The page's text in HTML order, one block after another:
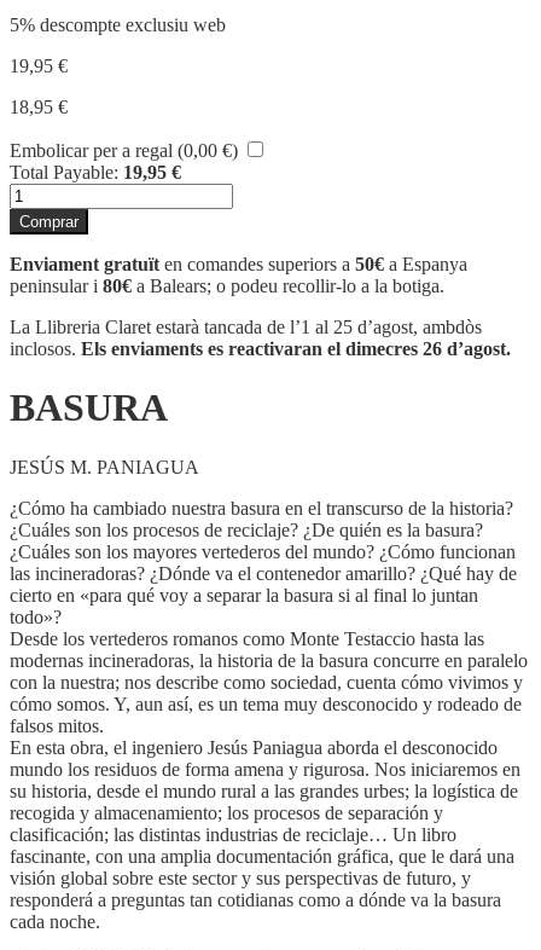
5% descompte exclusiu web
19,95 €
18,95 €
Embolicar per a regal (0,00 €)
Total Payable: 19,95 €
quantitat
de
BASURA
Comprar
Enviament gratuït en comandes superiors a 50€ a Espanya
peninsular i 80€ a Balears; o podeu recollir-lo a la botiga.
La Llibreria Claret estarà tancada de l’1 al 25 d’agost, ambdòs
inclosos. Els enviaments es reactivaran el dimecres 26 d’agost.
BASURA
JESÚS M. PANIAGUA
¿Cómo ha cambiado nuestra basura en el transcurso de la historia?
¿Cuáles son los procesos de reciclaje? ¿De quién es la basura?
¿Cuáles son los mayores vertederos del mundo? ¿Cómo funcionan
las incineradoras? ¿Dónde va el contenedor amarillo? ¿Qué hay de
cierto en «para qué voy a separar la basura si al final lo juntan
todo»?
Desde los vertederos romanos como Monte Testaccio hasta las
modernas incineradoras, la historia de la basura concurre en paralelo
con la nuestra; nos describe como sociedad, cuenta cómo vivimos y
cómo somos. Y, aun así, es un tema muy desconocido y rodeado de
falsos mitos.
En esta obra, el ingeniero Jesús Paniagua aborda el desconocido
mundo los residuos de forma amena y rigurosa. Nos iniciaremos en
su historia, desde el mundo rural a las grandes urbes; la logística de
recogida y almacenamiento; los procesos de separación y
clasificación; las distintas industrias de reciclaje… Un libro
fascinante, con una amplia documentación gráfica, que le dará una
visión global sobre este sector y sus perspectivas de futuro, y
responderá a preguntas tan cotidianas como a dónde va la basura
cada noche.